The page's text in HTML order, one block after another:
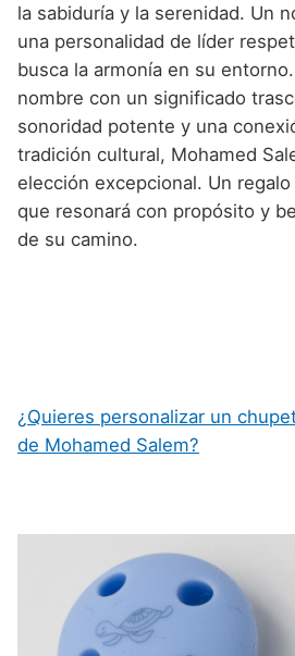
la sabiduría y la serenidad. Un
una personalidad de líder
busca la armonía en su
nombre con un significado
sonoridad potente y una
tradición cultural, Mohamed
elección excepcional. Un
que resonará con propósito y
de su camino.
¿Quieres personalizar un
de Mohamed Salem?